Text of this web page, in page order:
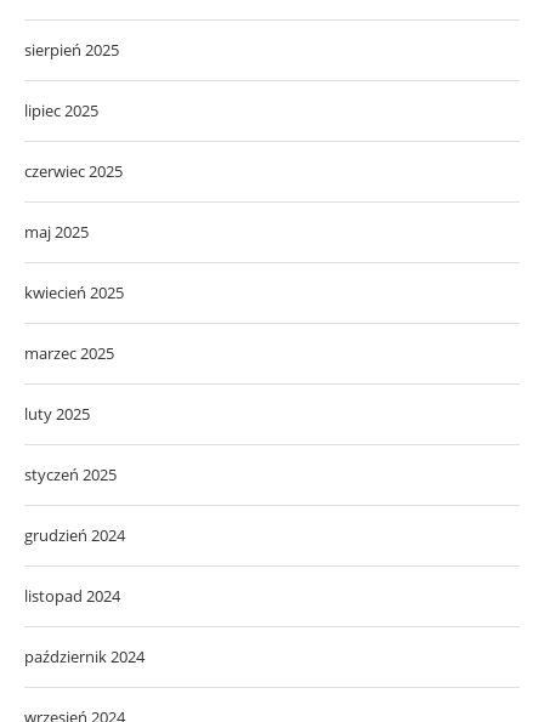
czerwiec 2025
maj 2025
kwiecień 2025
marzec 2025
luty 2025
styczeń 2025
grudzień 2024
listopad 2024
październik 2024
wrzesień 2024
sierpień 2024
lipiec 2024